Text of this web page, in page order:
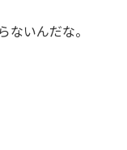
ないんだな。